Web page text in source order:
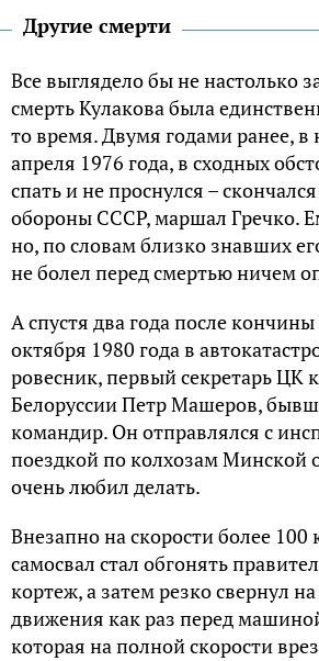
Другие смерти
Все выглядело бы не настолько
смерть Кулакова была
то время. Двумя годами ранее, в
апреля 1976 года, в сходных
спать и не проснулся –
обороны СССР, маршал Гречко.
но, по словам близко знавших
не болел перед смертью ничем
А спустя два года после
октября 1980 года в
ровесник, первый секретарь ЦК
Белоруссии Петр Машеров,
командир. Он отправлялся с
поездкой по колхозам Минской
очень любил делать.
Внезапно на скорости более
самосвал стал обгонять
кортеж, а затем резко свернул
движения как раз перед
которая на полной скорости